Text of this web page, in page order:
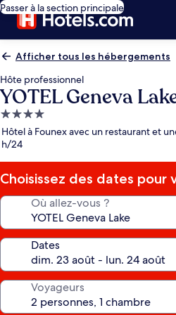
Passer à la section principale
Afficher tous les hébergements
Hôte professionnel
YOTEL Geneva
Hébergement
4.0 étoiles
Hôtel à Founex avec un restaurant et
h/24
Choisissez des dates pour
Où allez-vous ?
Dates
Voyageurs